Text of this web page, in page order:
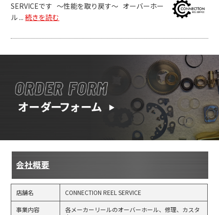
SERVICEです ～性能を取り戻す～ オーバーホー
ル ...続きを読む
会社概要
店舗名 CONNECTION REEL SERVICE
事業内容
各メーカーリールのオーバーホール、修理、カスタ